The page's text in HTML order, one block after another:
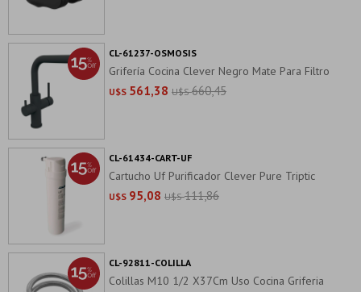
Grifería Cocina Clever Negro Mate Para Filtro
U$S 561,38 U$S 660,45
CL-61237-OSMOSIS
Cartucho Uf Purificador Clever Pure Triptic
U$S 95,08 U$S 111,86
CL-61434-CART-UF
Colillas M10 1/2 X37Cm Uso Cocina Griferia
CL-92811-COLILLA